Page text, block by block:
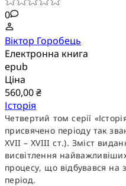
0
Віктор Горобець
Електронна книга
epub
Ціна
560,00 ₴
Історія
Четвертий том серії
присвячено періоду так
ХVII – XVIII ст.). Зміст
висвітлення
процесу, що відбувався на
період.